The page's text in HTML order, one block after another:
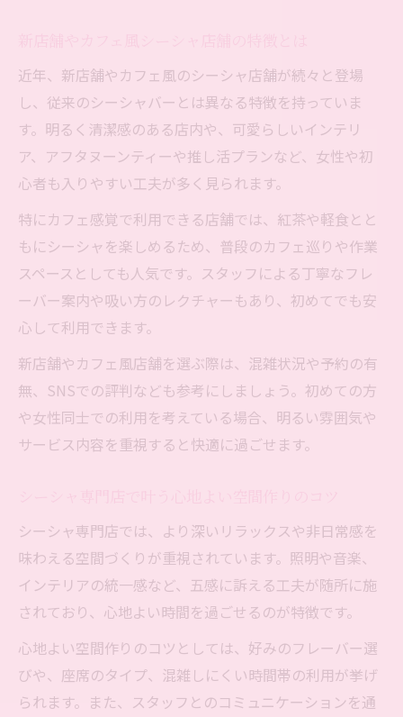
近年、新店舗やカフェ風のシーシャ店舗が続々と登場
し、従来のシーシャバーとは異なる特徴を持っていま
す。明るく清潔感のある店内や、可愛らしいインテリ
ア、アフタヌーンティーや推し活プランなど、女性や初
心者も入りやすい工夫が多く見られます。
特にカフェ感覚で利用できる店舗では、紅茶や軽食とと
もにシーシャを楽しめるため、普段のカフェ巡りや作業
スペースとしても人気です。スタッフによる丁寧なフレ
ーバー案内や吸い方のレクチャーもあり、初めてでも安
心して利用できます。
新店舗やカフェ風店舗を選ぶ際は、混雑状況や予約の有
無、SNSでの評判なども参考にしましょう。初めての方
や女性同士での利用を考えている場合、明るい雰囲気や
サービス内容を重視すると快適に過ごせます。
シーシャ専門店では、より深いリラックスや非日常感を
味わえる空間づくりが重視されています。照明や音楽、
インテリアの統一感など、五感に訴える工夫が随所に施
されており、心地よい時間を過ごせるのが特徴です。
心地よい空間作りのコツとしては、好みのフレーバー選
びや、座席のタイプ、混雑しにくい時間帯の利用が挙げ
られます。また、スタッフとのコミュニケーションを通